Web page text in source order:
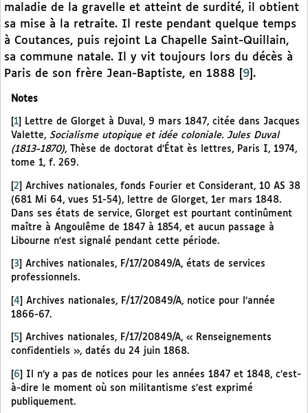
maladie de la gravelle et atteint de surdité, il obtient
sa mise à la retraite. Il reste pendant quelque temps
à Coutances, puis rejoint La Chapelle Saint-Quillain,
sa commune natale. Il y vit toujours lors du décès à
Paris de son frère Jean-Baptiste, en 1888
9 .
Notes
1
Lettre de Glorget à Duval, 9 mars 1847, citée dans Jacques
Valette, Socialisme utopique et idée coloniale. Jules Duval
(1813-1870), Thèse de doctorat d’État ès lettres, Paris I, 1974,
tome 1, f. 269.
[2] Archives nationales, fonds Fourier et Considerant, 10 AS 38
(681 Mi 64, vues 51-54), lettre de Glorget, 1er mars 1848.
Dans ses états de service, Glorget est pourtant continûment
maître à Angoulême de 1847 à 1854, et aucun passage à
Libourne n’est signalé pendant cette période.
3
Archives nationales, F/17/20849/A, états de services
professionnels.
[4] Archives nationales, F/17/20849/A, notice pour l’année
1866-67.
5
Archives nationales, F/17/20849/A, « Renseignements
confidentiels », datés du 24 juin 1868.
6
Il n’y a pas de notices pour les années 1847 et 1848, c’est-
à-dire le moment où son militantisme s’est exprimé
publiquement.